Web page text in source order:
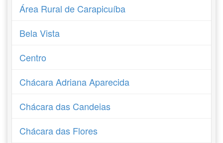
Área Rural de Carapicuíba
Bela Vista
Centro
Chácara Adriana Aparecida
Chácara das Candeias
Chácara das Flores